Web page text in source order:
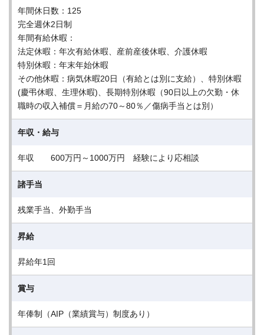
年間休日数：125
完全週休2日制
年間有給休暇：
法定休暇：年次有給休暇、産前産後休暇、介護休暇
特別休暇：年末年始休暇
その他休暇：病気休暇20日（有給とは別に支給）、特別休暇
(慶弔休暇、生理休暇)、長期特別休暇（90日以上の欠勤・休
職時の収入補償＝月給の70～80％／傷病手当とは別）
年収・給与
年収 600万円～1000万円 経験により応相談
諸手当
残業手当、外勤手当
昇給
昇給年1回
賞与
年俸制（AIP（業績賞与）制度あり）